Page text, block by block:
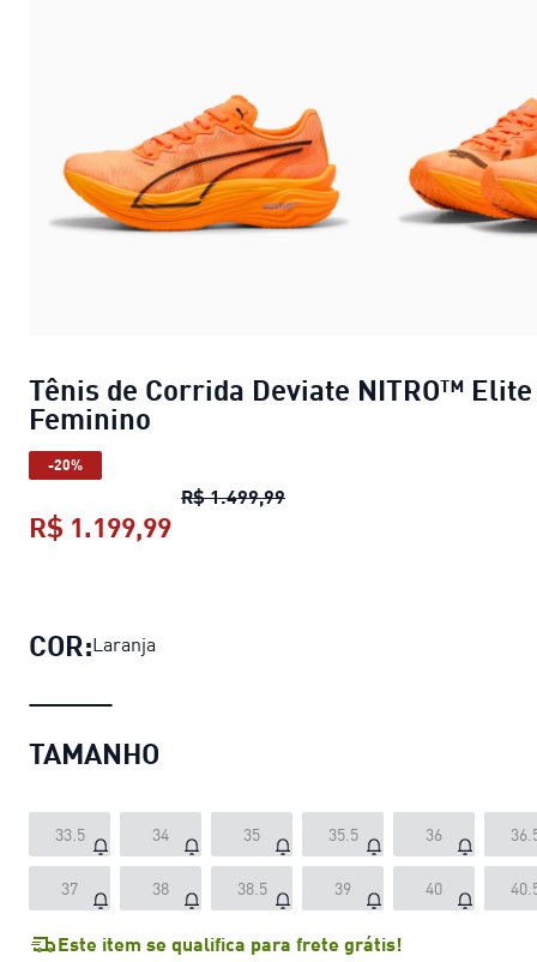
Tênis de Corrida Deviate NITRO™
Feminino
-20%
R$ 1.499,99Tênis de Corrida Deviate
R$ 1.199,99
COR:Laranja
TAMANHO
33.5 34 35 35.5 36
37 38 38.5 39 40
Este item se qualifica para frete grátis!